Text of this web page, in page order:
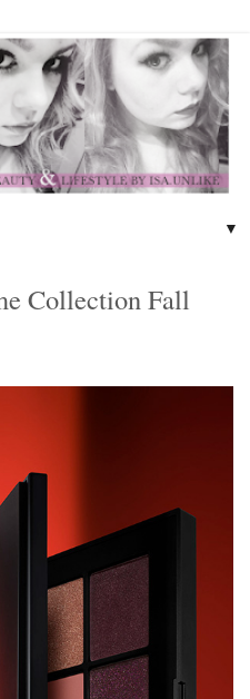
▼
Collection Fall